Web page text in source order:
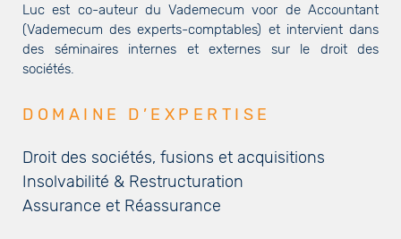
Luc est co-auteur du Vademecum voor de Accountant
(Vademecum des experts-comptables) et intervient dans
des séminaires internes et externes sur le droit des
sociétés.
DOMAINE D’EXPERTISE
Droit des sociétés, fusions et acquisitions
Insolvabilité & Restructuration
Assurance et Réassurance